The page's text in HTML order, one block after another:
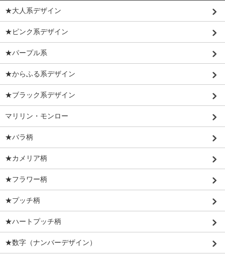
★大人系デザイン
★ピンク系デザイン
★パープル系
★からふる系デザイン
★ブラック系デザイン
マリリン・モンロー
★バラ柄
★カメリア柄
★フラワー柄
★プッチ柄
★ハートプッチ柄
★数字（ナンバーデザイン）